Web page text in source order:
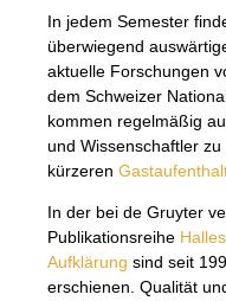
In jedem Semester
überwiegend
aktuelle Forschungen
dem Schweizer
kommen regelmäßig
und Wissenschaftler
kürzeren
In der bei de Gruyter
Publikationsreihe
Aufklärung sind seit
erschienen. Qualität